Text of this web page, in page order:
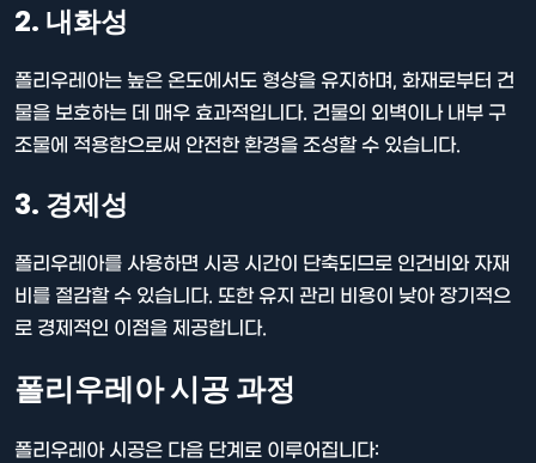
2. 내화성
폴리우레아는 높은 온도에서도 형상을 유지하며, 화재로부터 건
물을 보호하는 데 매우 효과적입니다. 건물의 외벽이나 내부 구
조물에 적용함으로써 안전한 환경을 조성할 수 있습니다.
3. 경제성
폴리우레아를 사용하면 시공 시간이 단축되므로 인건비와 자재
비를 절감할 수 있습니다. 또한 유지 관리 비용이 낮아 장기적으
로 경제적인 이점을 제공합니다.
폴리우레아 시공 과정
폴리우레아 시공은 다음 단계로 이루어집니다: